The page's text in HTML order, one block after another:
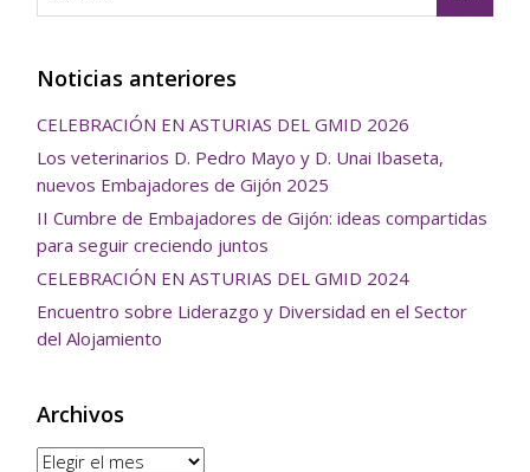
Noticias anteriores
CELEBRACIÓN EN ASTURIAS DEL GMID 2026
Los veterinarios D. Pedro Mayo y D. Unai Ibaseta,
nuevos Embajadores de Gijón 2025
II Cumbre de Embajadores de Gijón: ideas compartidas
para seguir creciendo juntos
CELEBRACIÓN EN ASTURIAS DEL GMID 2024
Encuentro sobre Liderazgo y Diversidad en el Sector
del Alojamiento
Archivos
Archivos